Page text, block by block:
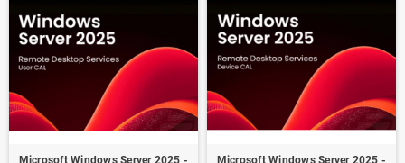
Microsoft Windows Server 2025 -
Microsoft Windows Server 2025 -